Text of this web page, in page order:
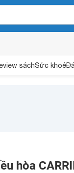
sáchSức khoẻ
hòa